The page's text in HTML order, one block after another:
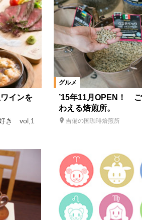
思い出 Start！2024 岡山芸術創造劇
～ハレウッドへようこそ～ BODY
ーティコラム 大切な想いをつむぐジュ
ペシャル あのパンのとりこseason2
行く？ ファジ☆カジＯＫＡＹＡＭＡ
ん？ あの頃、あの味、あのお店。
ないあのひと皿。 カフェライターnanの
ゃんの満腹ランチ日記 大盛りアニキの
インを
好き vol,1
グルメ
’15年11月OPEN！
わえる焙煎所。
吉備の国珈琲焙煎所